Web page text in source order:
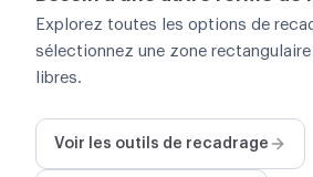
Explorez toutes les options de
sélectionnez une zone
libres.
Voir les outils de recadrage